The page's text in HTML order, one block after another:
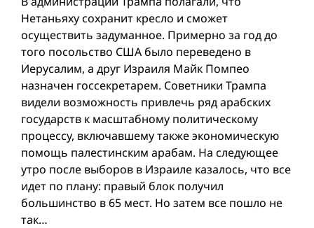
Нетаньяху сохранит кресло и сможет
осуществить задуманное. Примерно за год до
того посольство США было переведено в
Иерусалим, а друг Израиля Майк Помпео
назначен госсекретарем. Советники Трампа
видели возможность привлечь ряд арабских
государств к масштабному политическому
процессу, включавшему также экономическую
помощь палестинским арабам. На следующее
утро после выборов в Израиле казалось, что все
идет по плану: правый блок получил
большинство в 65 мест. Но затем всe пошло не
так…